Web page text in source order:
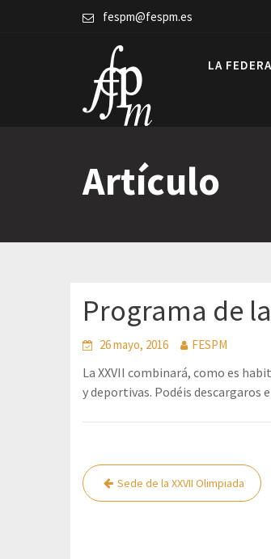
fespm@fespm.es
LA
Artículo
Programa de
26 mayo, 2016 FESPM
La XXVII combinará, como es
y deportivas. Podéis
Navegación
de
Sede de la XXVII Olimpiada